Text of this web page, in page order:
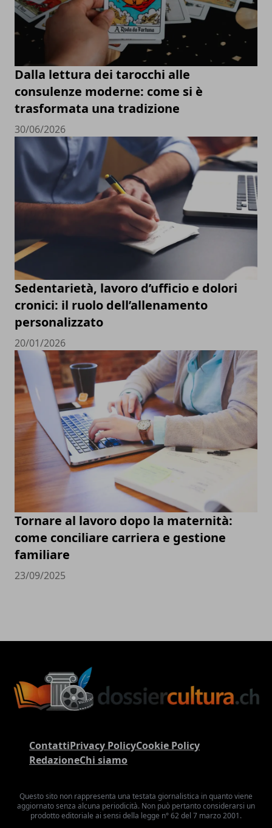
Dalla lettura dei tarocchi alle
consulenze moderne: come si è
trasformata una tradizione
30/06/2026
Sedentarietà, lavoro d’ufficio e dolori
cronici: il ruolo dell’allenamento
personalizzato
20/01/2026
Tornare al lavoro dopo la maternità:
come conciliare carriera e gestione
familiare
23/09/2025
ContattiPrivacy PolicyCookie Policy
RedazioneChi siamo
Questo sito non rappresenta una testata giornalistica in quanto viene
aggiornato senza alcuna periodicità. Non può pertanto considerarsi un
prodotto editoriale ai sensi della legge n° 62 del 7 marzo 2001.